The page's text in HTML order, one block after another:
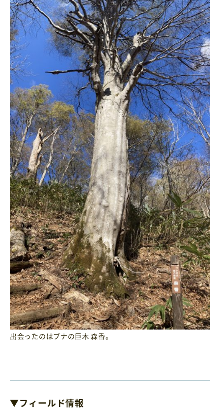
出会ったのはブナの巨木 森香。
▼フィールド情報